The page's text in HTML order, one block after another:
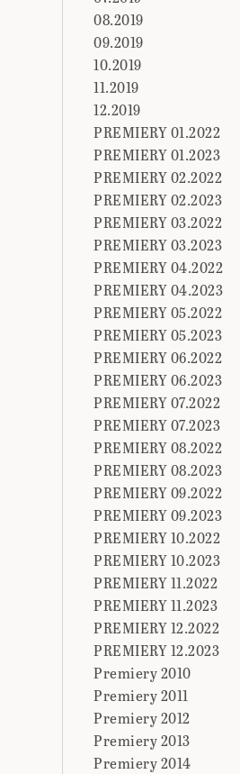
08.2019
09.2019
10.2019
11.2019
12.2019
PREMIERY 01.2022
PREMIERY 01.2023
PREMIERY 02.2022
PREMIERY 02.2023
PREMIERY 03.2022
PREMIERY 03.2023
PREMIERY 04.2022
PREMIERY 04.2023
PREMIERY 05.2022
PREMIERY 05.2023
PREMIERY 06.2022
PREMIERY 06.2023
PREMIERY 07.2022
PREMIERY 07.2023
PREMIERY 08.2022
PREMIERY 08.2023
PREMIERY 09.2022
PREMIERY 09.2023
PREMIERY 10.2022
PREMIERY 10.2023
PREMIERY 11.2022
PREMIERY 11.2023
PREMIERY 12.2022
PREMIERY 12.2023
Premiery 2010
Premiery 2011
Premiery 2012
Premiery 2013
Premiery 2014